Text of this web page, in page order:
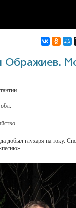
Ображиев.
добыл глухаря на току.